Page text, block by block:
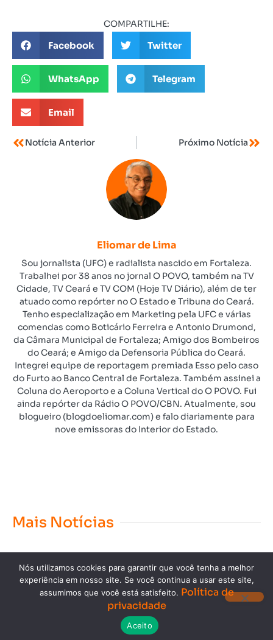
COMPARTILHE:
Facebook Twitter
WhatsApp Telegram
Email
Notícia Anterior Próximo Notícia
Eliomar de Lima
Sou jornalista (UFC) e radialista nascido em Fortaleza.
Trabalhei por 38 anos no jornal O POVO, também na TV
Cidade, TV Ceará e TV COM (Hoje TV Diário), além de ter
atuado como repórter no O Estado e Tribuna do Ceará.
Tenho especialização em Marketing pela UFC e várias
comendas como Boticário Ferreira e Antonio Drumond,
da Câmara Municipal de Fortaleza; Amigo dos Bombeiros
do Ceará; e Amigo da Defensoria Pública do Ceará.
Integrei equipe de reportagem premiada Esso pelo caso
do Furto ao Banco Central de Fortaleza. Também assinei a
Coluna do Aeroporto e a Coluna Vertical do O POVO. Fui
ainda repórter da Rádio O POVO/CBN. Atualmente, sou
blogueiro (blogdoeliomar.com) e falo diariamente para
nove emissoras do Interior do Estado.
Mais Notícias
Copyright © 2023. Todos os direitos reservados.
Nós utilizamos cookies para garantir que você tenha a melhor
experiência em nosso site. Se você continua a usar este site,
assumimos que você está satisfeito. Política de
privacidade
Aceito